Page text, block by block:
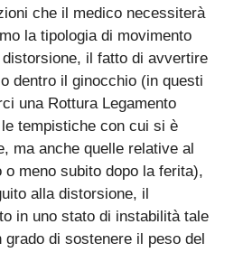
che il medico necessiterà
la tipologia di movimento
il fatto di avvertire
dentro il ginocchio (in questi
una Rottura Legamento
tempistiche con cui si è
ma anche quelle relative al
meno subito dopo la ferita),
alla distorsione, il
in uno stato di instabilità tale
grado di sostenere il peso del